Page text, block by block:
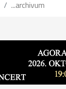
...archivum